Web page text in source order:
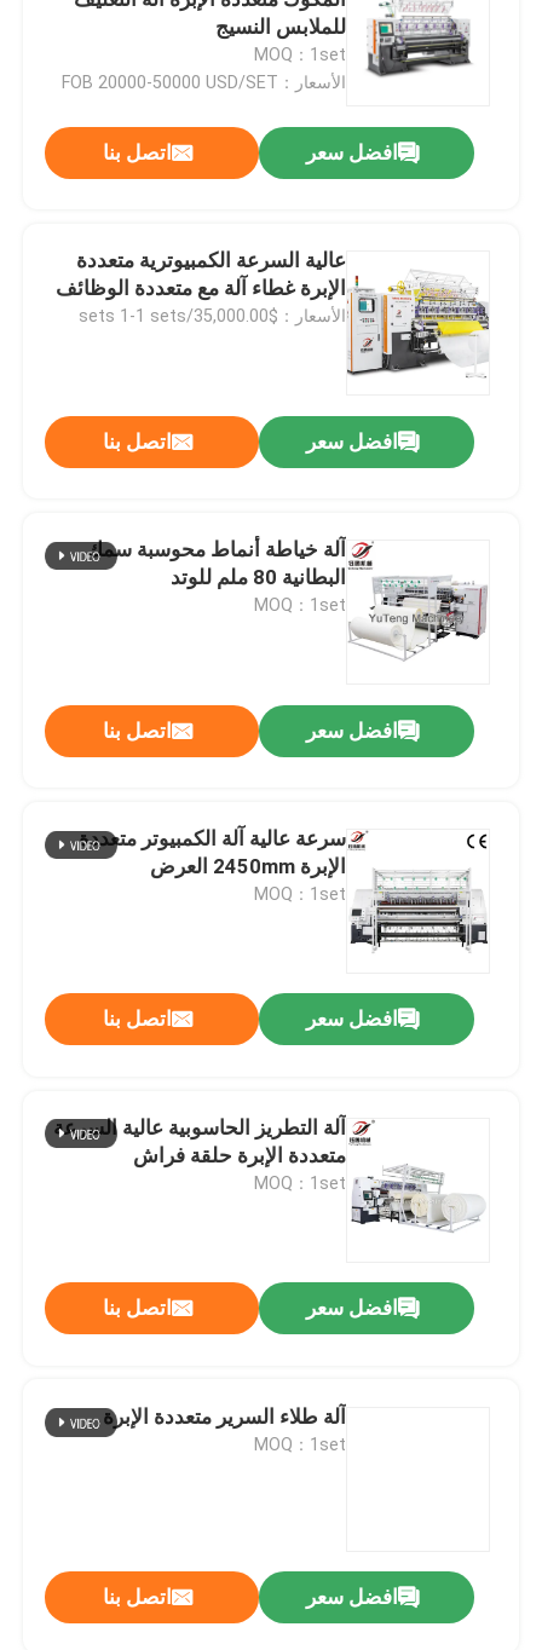
آلة خياطة اللحف متعددة الإبر المحوسبة
آلة خياطة اللحف الصناعية
آلة طلاء الكمبيوتر
آلة بوبين ويندر
آلة القطع المحوسبة
آلة صنع المراتب
للملابس النسيج
MOQ：1set
الأسعار：FOB 20000-50000 USD/SET
افضل سعر اتصل بنا
عالية السرعة الكمبيوترية متعددة
الإبرة غطاء آلة مع متعددة الوظائف
الأسعار：$35,000.00/sets 1-1 sets
افضل سعر اتصل بنا
آلة خياطة أنماط محوسبة سمك
البطانية 80 ملم للوتد
MOQ：1set
افضل سعر اتصل بنا
سرعة عالية آلة الكمبيوتر متعددة
الإبرة 2450mm العرض
MOQ：1set
افضل سعر اتصل بنا
آلة التطريز الحاسوبية عالية السرعة
متعددة الإبرة حلقة فراش
MOQ：1set
افضل سعر اتصل بنا
آلة طلاء السرير متعددة الإبرة
MOQ：1set
افضل سعر اتصل بنا